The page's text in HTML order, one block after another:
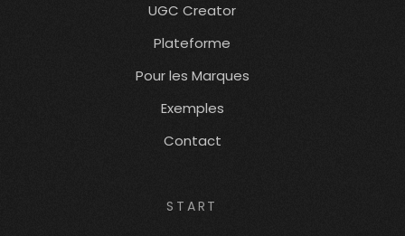
UGC Creator
Plateforme
Pour les Marques
Exemples
Contact
START